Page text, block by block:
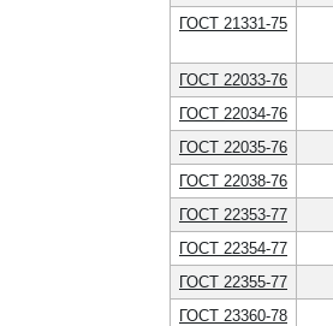
ГОСТ 21331-75
ГОСТ 22033-76
ГОСТ 22034-76
ГОСТ 22035-76
ГОСТ 22038-76
ГОСТ 22353-77
ГОСТ 22354-77
ГОСТ 22355-77
ГОСТ 23360-78